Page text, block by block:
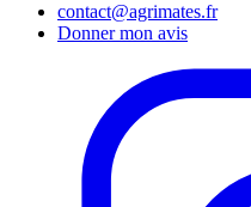
contact@agrimates.fr
Donner mon avis